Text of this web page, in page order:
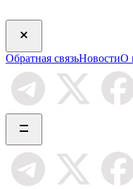
Обратная связьНовостиО